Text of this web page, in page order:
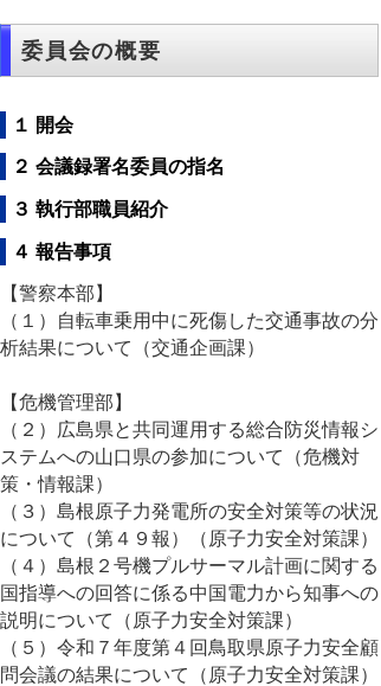
委員会の概要
１ 開会
２ 会議録署名委員の指名
３ 執行部職員紹介
４ 報告事項
【警察本部】
（１）自転車乗用中に死傷した交通事故の分
析結果について（交通企画課）
【危機管理部】
（２）広島県と共同運用する総合防災情報シ
ステムへの山口県の参加について（危機対
策・情報課）
（３）島根原子力発電所の安全対策等の状況
について（第４９報）（原子力安全対策課）
（４）島根２号機プルサーマル計画に関する
国指導への回答に係る中国電力から知事への
説明について（原子力安全対策課）
（５）令和７年度第４回鳥取県原子力安全顧
問会議の結果について（原子力安全対策課）